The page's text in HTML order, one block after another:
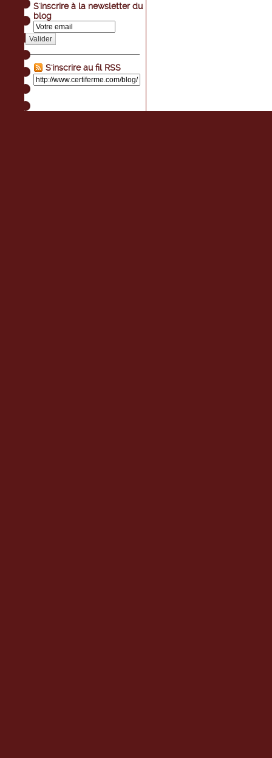
S'inscrire à la newsletter du
blog
Valider
S'inscrire au fil RSS